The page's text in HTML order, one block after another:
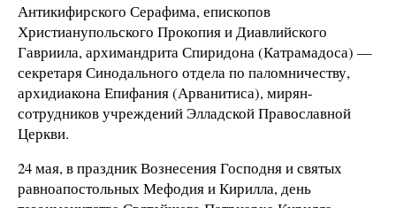
Антикифирского Серафима, епископов
Христианупольского Прокопия и Диавлийского
Гавриила, архимандрита Спиридона (Катрамадоса) —
секретаря Синодального отдела по паломничеству,
архидиакона Епифания (Арванитиса), мирян-
сотрудников учреждений Элладской Православной
Церкви.
24 мая, в праздник Вознесения Господня и святых
равноапостольных Мефодия и Кирилла, день